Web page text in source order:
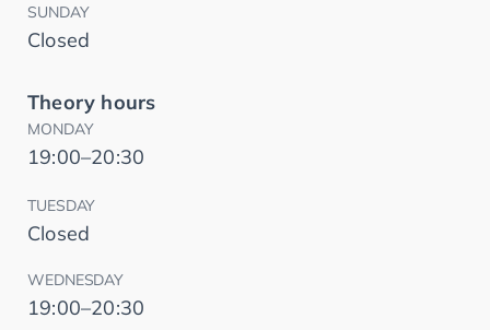
SUNDAY
Closed
Theory hours
MONDAY
19:00–20:30
TUESDAY
Closed
WEDNESDAY
19:00–20:30